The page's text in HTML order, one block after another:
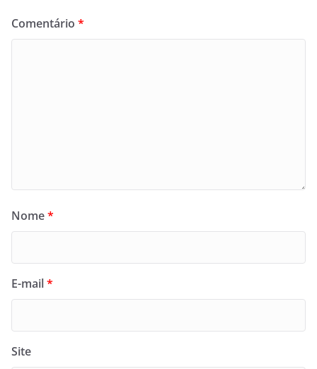
Comentário *
Nome*
E-mail*
Site